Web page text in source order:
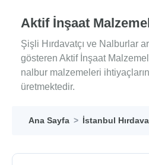
Aktif İnşaat
Şişli Hırdavatçı ve Nalburlar
gösteren Aktif İnşaat
nalbur malzemeleri
üretmektedir.
Ana Sayfa İstanbul